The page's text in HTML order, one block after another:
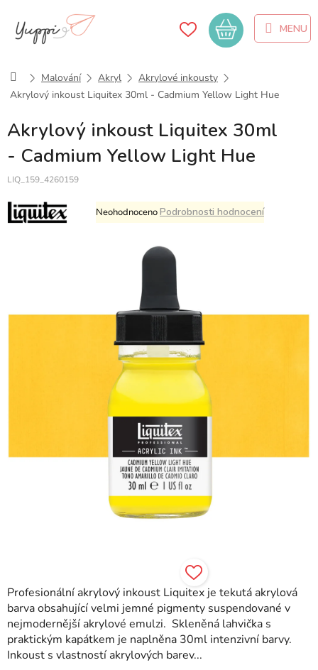
obsah
Nákupní
košík
DomůMalování Akryl
Akrylové inkousty
Akrylový inkoust Liquitex 30ml - Cadmium Yellow Light Hue
Akrylový inkoust Liquitex 30ml
- Cadmium Yellow Light Hue
LIQ_159_4260159
Průměrné
hodnocení
NeohodnocenoPodrobnosti hodnocení
Profesionální akrylový inkoust Liquitex je tekutá akrylová
barva obsahující velmi jemné pigmenty suspendované v
nejmodernější akrylové emulzi. Skleněná lahvička s
praktickým kapátkem je naplněna 30ml intenzivní barvy.
Inkoust s vlastností akrylových barev...